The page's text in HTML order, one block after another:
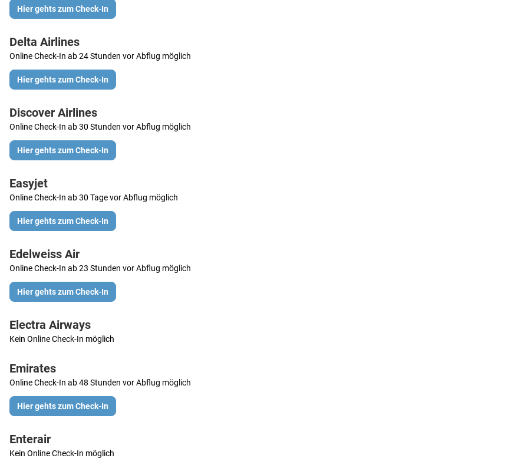
Hier gehts zum Check-In
Delta Airlines
Online Check-In ab 24 Stunden vor Abflug möglich
Hier gehts zum Check-In
Discover Airlines
Online Check-In ab 30 Stunden vor Abflug möglich
Hier gehts zum Check-In
Easyjet
Online Check-In ab 30 Tage vor Abflug möglich
Hier gehts zum Check-In
Edelweiss Air
Online Check-In ab 23 Stunden vor Abflug möglich
Hier gehts zum Check-In
Electra Airways
Kein Online Check-In möglich
Emirates
Online Check-In ab 48 Stunden vor Abflug möglich
Hier gehts zum Check-In
Enterair
Kein Online Check-In möglich